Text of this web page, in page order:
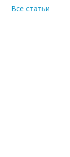
Все статьи